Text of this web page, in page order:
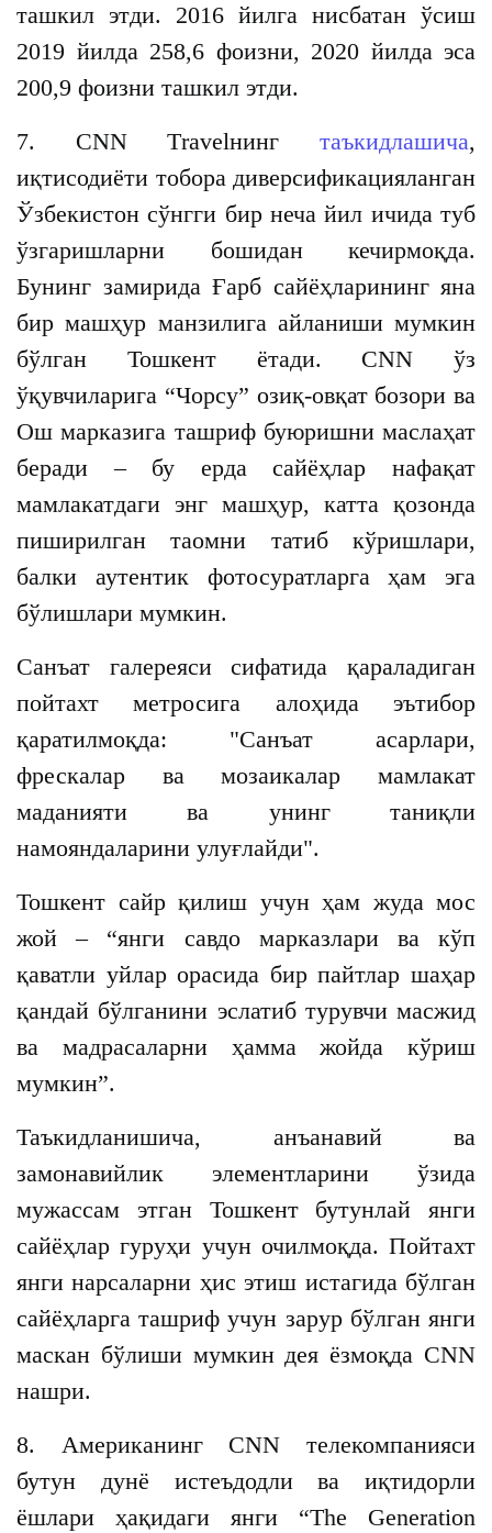
ташкил этди. 2016 йилга нисбатан ўсиш
2019 йилда 258,6 фоизни, 2020 йилда эса
200,9 фоизни ташкил этди.
7. CNN Тravelнинг таъкидлашича,
иқтисодиёти тобора диверсификацияланган
Ўзбекистон сўнгги бир неча йил ичида туб
ўзгаришларни бошидан кечирмоқда.
Бунинг замирида Ғарб сайёҳларининг яна
бир машҳур манзилига айланиши мумкин
бўлган Тошкент ётади. CNN ўз
ўқувчиларига “Чорсу” озиқ-овқат бозори ва
Ош марказига ташриф буюришни маслаҳат
беради – бу ерда сайёҳлар нафақат
мамлакатдаги энг машҳур, катта қозонда
пиширилган таомни татиб кўришлари,
балки аутентик фотосуратларга ҳам эга
бўлишлари мумкин.
Санъат галереяси сифатида қараладиган
пойтахт метросига алоҳида эътибор
қаратилмоқда: "Санъат асарлари,
фрескалар ва мозаикалар мамлакат
маданияти ва унинг таниқли
намояндаларини улуғлайди".
Тошкент сайр қилиш учун ҳам жуда мос
жой – “янги савдо марказлари ва кўп
қаватли уйлар орасида бир пайтлар шаҳар
қандай бўлганини эслатиб турувчи масжид
ва мадрасаларни ҳамма жойда кўриш
мумкин”.
Таъкидланишича, анъанавий ва
замонавийлик элементларини ўзида
мужассам этган Тошкент бутунлай янги
сайёҳлар гуруҳи учун очилмоқда. Пойтахт
янги нарсаларни ҳис этиш истагида бўлган
сайёҳларга ташриф учун зарур бўлган янги
маскан бўлиши мумкин дея ёзмоқда CNN
нашри.
8. Американинг CNN телекомпанияси
бутун дунё истеъдодли ва иқтидорли
ёшлари ҳақидаги янги “Тhe Generation